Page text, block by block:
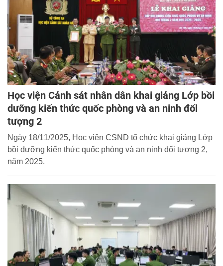
Học viện Cảnh sát nhân dân khai giảng Lớp bồi
dưỡng kiến thức quốc phòng và an ninh đối
tượng 2
Ngày 18/11/2025, Học viện CSND tổ chức khai giảng Lớp
bồi dưỡng kiến thức quốc phòng và an ninh đối tượng 2,
năm 2025.